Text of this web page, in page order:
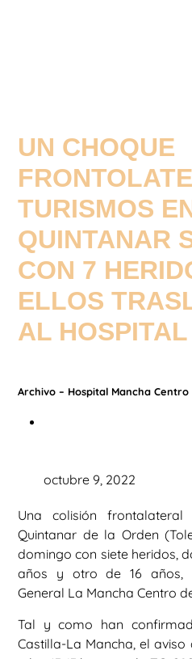
UN CHOQUE
TURISMOS
QUINTANAR
CON 7
ELLOS
AL HOSPITAL
Archivo – Hospital Mancha Centro
octubre 9, 2022
Una colisión
Quintanar de la Orden
domingo con siete heridos,
años y otro de 16 años,
General La Mancha Centro
Tal y como han
Castilla-La Mancha, el